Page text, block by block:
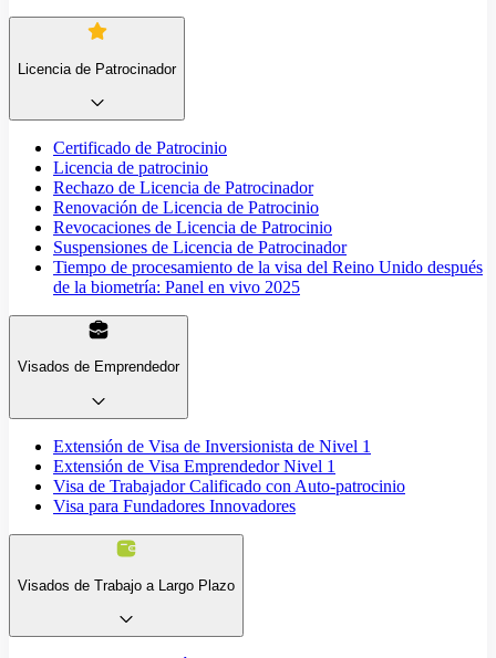
Licencia de Patrocinador
Certificado de Patrocinio
Licencia de patrocinio
Rechazo de Licencia de Patrocinador
Renovación de Licencia de Patrocinio
Revocaciones de Licencia de Patrocinio
Suspensiones de Licencia de Patrocinador
Tiempo de procesamiento de la visa del Reino Unido después
de la biometría: Panel en vivo 2025
Visados de Emprendedor
Extensión de Visa de Inversionista de Nivel 1
Extensión de Visa Emprendedor Nivel 1
Visa de Trabajador Calificado con Auto-patrocinio
Visa para Fundadores Innovadores
Visados de Trabajo a Largo Plazo